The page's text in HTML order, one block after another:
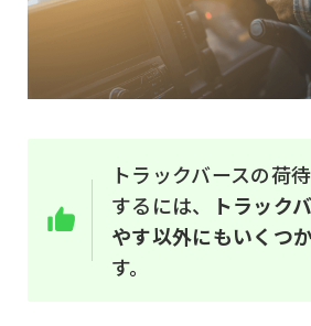
トラックバースの荷
するには、
トラック
やす以外にもいくつ
す。